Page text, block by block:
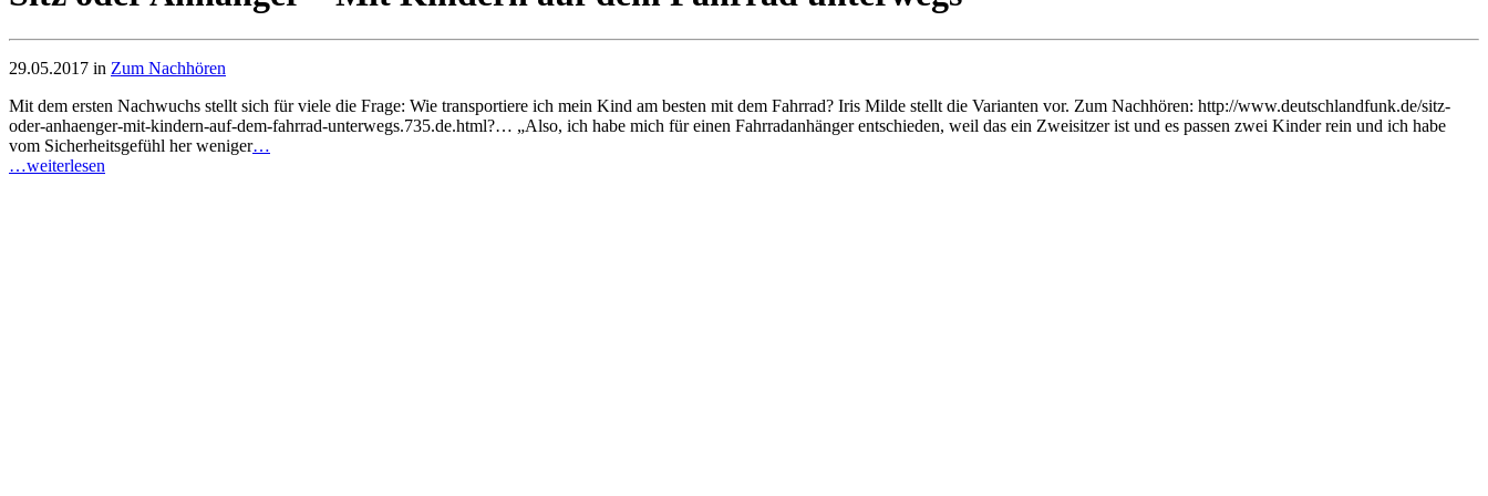
29.05.2017 in Zum Nachhören
Mit dem ersten Nachwuchs stellt sich für viele die Frage: Wie transportiere ich mein Kind am besten mit dem Fahrrad? Iris Milde stellt die Varianten vor. Zum Nachhören: http://www.deutschlandfunk.de/sitz-
oder-anhaenger-mit-kindern-auf-dem-fahrrad-unterwegs.735.de.html?… „Also, ich habe mich für einen Fahrradanhänger entschieden, weil das ein Zweisitzer ist und es passen zwei Kinder rein und ich habe
vom Sicherheitsgefühl her weniger…
…weiterlesen